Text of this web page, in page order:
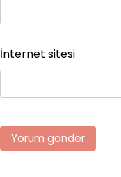
İnternet sitesi